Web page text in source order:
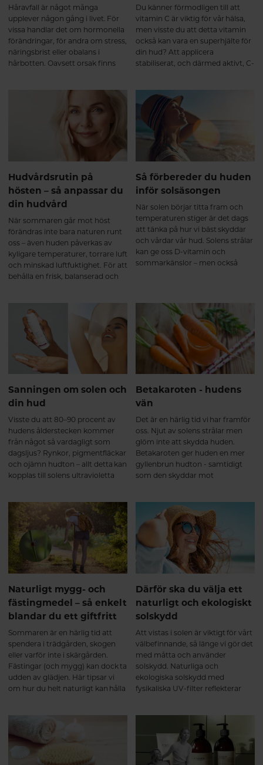
Håravfall är något många
upplever någon gång i livet. För
vissa handlar det om hormonella
förändringar, för andra om stress,
näringsbrist eller obalans i
hårbotten. Oavsett orsak finns
Du känner förmodligen till att
vitamin C är viktig för vår hälsa,
men visste du att detta vitamin
också kan vara en superhjälte för
din hud? Att applicera
stabiliserat, och därmed aktivt, C-
hudceller, samtidigt som det
bygger upp mer fukt, ger dig
slätare struktur och inte minst -
massor av glow!
Hudvårdsrutin på
hösten – så anpassar du
din hudvård
När sommaren går mot höst
förändras inte bara naturen runt
oss – även huden påverkas av
kyligare temperaturer, torrare luft
och minskad luftfuktighet. För att
behålla en frisk, balanserad och
får du de bästa tipsen för hur du
tar hand om huden på hösten.
Så förbereder du huden
inför solsäsongen
När solen börjar titta fram och
temperaturen stiger är det dags
att tänka på hur vi bäst skyddar
och vårdar vår hud. Solens strålar
kan ge oss D-vitamin och
sommarkänslor – men också
hud inför solsäsongen på ett
hälsosamt och hållbart sätt.
Sanningen om solen och
din hud
Visste du att 80–90 procent av
hudens ålderstecken kommer
från något så vardagligt som
dagsljus? Rynkor, pigmentfläckar
och ojämn hudton – allt detta kan
kopplas till solens ultravioletta
om de dagar du solar på
stranden, utan om all tid du
spenderar utomhus.
Betakaroten - hudens
vän
Det är en härlig tid vi har framför
oss. Njut av solens strålar men
glöm inte att skydda huden.
Betakaroten ger huden en mer
gyllenbrun hudton - samtidigt
som den skyddar mot
Naturligt mygg- och
fästingmedel – så enkelt
blandar du ett giftfritt
Sommaren är en härlig tid att
spendera i trädgården, skogen
eller varför inte i skärgården.
Fästingar (och mygg) kan dock ta
udden av glädjen. Här tipsar vi
om hur du helt naturligt kan hålla
Därför ska du välja ett
naturligt och ekologiskt
solskydd
Att vistas i solen är viktigt för vårt
välbefinnande, så länge vi gör det
med måtta och använder
solskydd. Naturliga och
ekologiska solskydd med
fysikaliska UV-filter reflekterar
samtidigt som du slipper
hormonstörande ämnen. Här får
du veta mer.